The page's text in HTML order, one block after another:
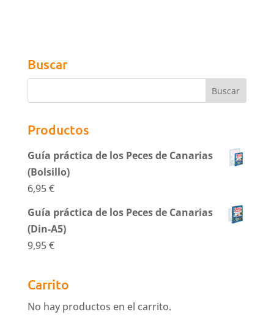
Buscar
Productos
Guía práctica de los Peces de Canarias
(Bolsillo)
6,95€
Guía práctica de los Peces de Canarias
(Din-A5)
9,95€
Carrito
No hay productos en el carrito.